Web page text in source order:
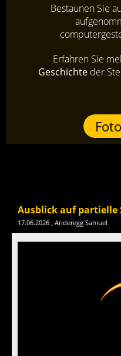
Bestaunen Sie
Erfahren Sie
Geschichte der
17.06.2026 , Anderegg Samuel